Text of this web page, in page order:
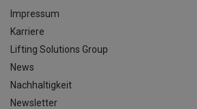
Impressum
Karriere
Lifting Solutions Group
News
Nachhaltigkeit
Newsletter